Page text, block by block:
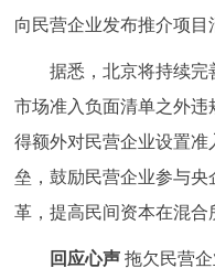
向民营企业发布推介项目
据悉，北京将持续完
市场准入负面清单之外
得额外对民营企业设置
垒，鼓励民营企业参与
革，提高民间资本在混合
回应心声 拖欠民营